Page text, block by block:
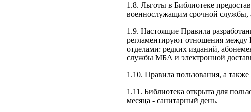
1.8. Льготы в Библиотеке
военнослужащим срочной службы,
1.9. Настоящие Правила
регламентируют отношения между
отделами: редких изданий,
службы МБА и электронной
1.10. Правила пользования, а
1.11. Библиотека открыта для
месяца - санитарный день.